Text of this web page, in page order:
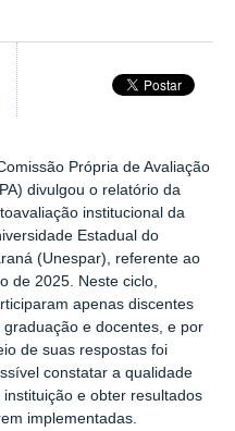
Própria de Avaliação
divulgou o relatório da
institucional da
Estadual do
(Unespar), referente ao
de 2025. Neste ciclo,
apenas discentes
graduação e docentes, e por
de suas respostas foi
constatar a qualidade
instituição e obter resultados
implementadas.